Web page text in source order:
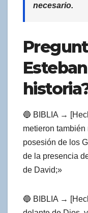
necesario.
🔵 BIBLIA →
metieron
posesión de los
de la presencia
de David;»
🔵 BIBLIA →